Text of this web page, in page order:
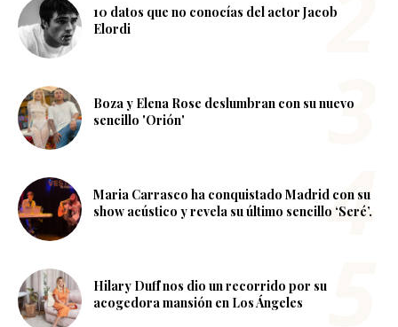
10 datos que no conocías del actor Jacob
Elordi
Boza y Elena Rose deslumbran con su nuevo
sencillo 'Orión'
Maria Carrasco ha conquistado Madrid con su
show acústico y revela su último sencillo ‘Seré’.
Hilary Duff nos dio un recorrido por su
acogedora mansión en Los Ángeles